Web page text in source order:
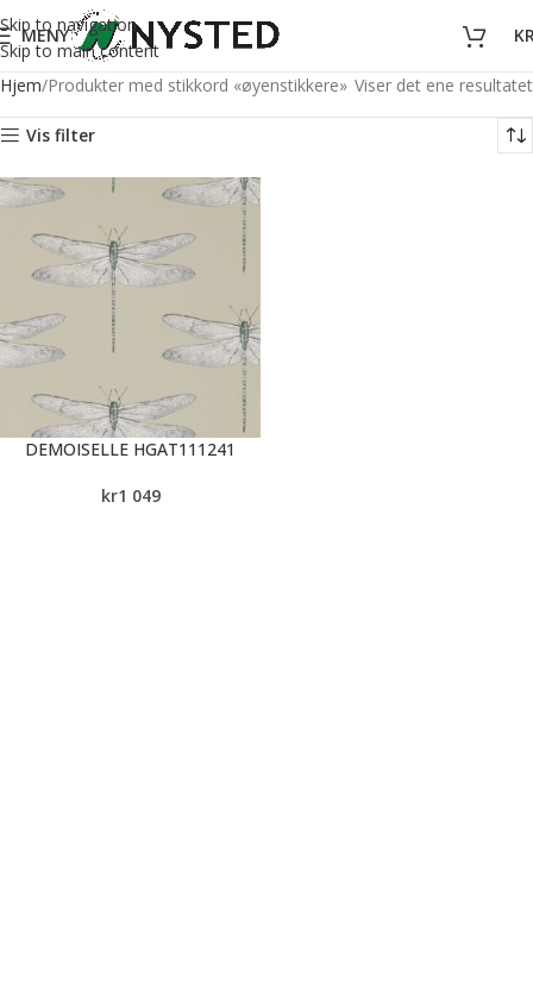
Skip to navigation
Skip to main content
MENY
Hjem Produkter med stikkord «øyenstikkere» Viser det ene resultatet
Vis filter
DEMOISELLE HGAT111241
kr1 049